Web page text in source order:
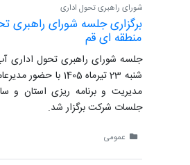
شورای راهبری تحول اداری
برگزاری جلسه شورای راهبری
منطقه ای قم
جلسه شورای راهبری تحول اداری
شنبه 23 تیرماه 1405 با
مدیریت و برنامه ریزی استان و
جلسات شرکت برگزار شد.
عمومی